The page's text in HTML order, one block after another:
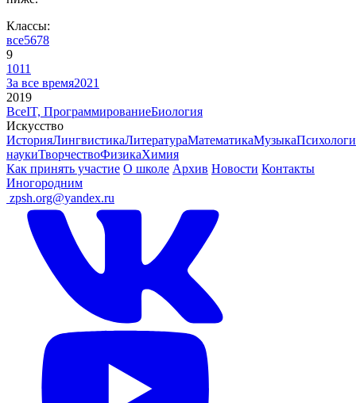
Классы:
все5678
9
1011
За все время2021
2019
ВсеIT, ПрограммированиеБиология
Искусство
ИсторияЛингвистикаЛитератураМатематикаМузыка
наукиТворчествоФизикаХимия
Как принять участие О школе Архив Новости Контакты
Иногородним
zpsh.org@yandex.ru